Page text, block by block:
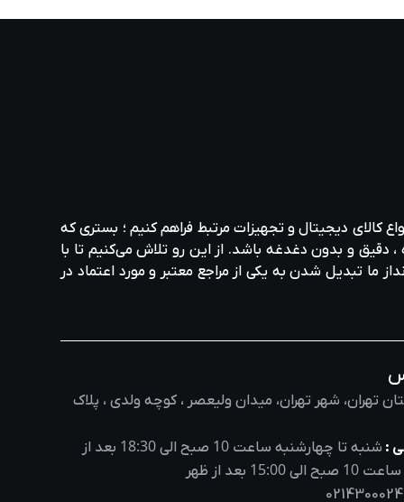
کالای دیجیتال و تجهیزات مرتبط فراهم کنیم ؛ بستری که
دقیق و بدون دغدغه باشد. از این رو تلاش می‌کنیم تا با
ما تبدیل شدن به یکی از مراجع معتبر و مورد اعتماد در
تهران، شهر تهران، میدان ولیعصر ، کوچه ولدی ، پلاک
: شنبه تا چهارشنبه ساعت صبح الی 18:30 بعد از
ساعت
صبح الی 15:00 بعد از ظهر